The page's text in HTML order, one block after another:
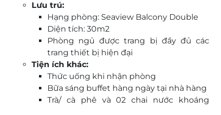
sản.
Ưu đãi đặc biệt: Miễn phí wifi, hồ bơi, gym và bữa
sáng cho 2 khách mỗi phòng.
Giá trị vượt trội khi đặt qua LifeLink: bảo đảm
chính hãng, hỗ trợ đặt phòng và ưu đãi đa tầng.
Lưu trú:
Hạng phòng: Seaview Balcony Double
Diện tích: 30m2
Phòng ngủ được trang bị đầy đủ các
trang thiết bị hiện đại
Tiện ích khác:
Thức uống khi nhận phòng
Bữa sáng buffet hàng ngày tại nhà hàng
Trà/ cà phê và 02 chai nước khoáng